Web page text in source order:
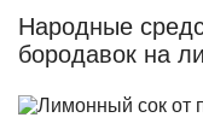
Народные
бородавок на